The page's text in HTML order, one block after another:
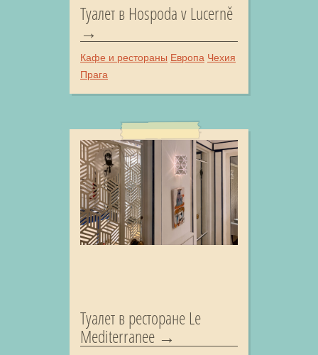
Туалет в Hospoda v Lucerně
Кафе и рестораны Европа Чехия
Прага
Туалет в ресторане Le
Mediterranee